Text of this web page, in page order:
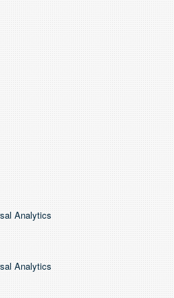
Analytics
Analytics